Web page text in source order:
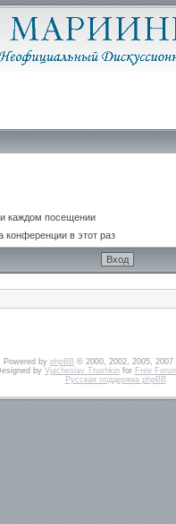
каждом посещении
в этот раз
Powered by phpBB© 2000, 2002, 2005, 2007
by Vjacheslav Trushkinfor Free
Русская поддержка phpBB